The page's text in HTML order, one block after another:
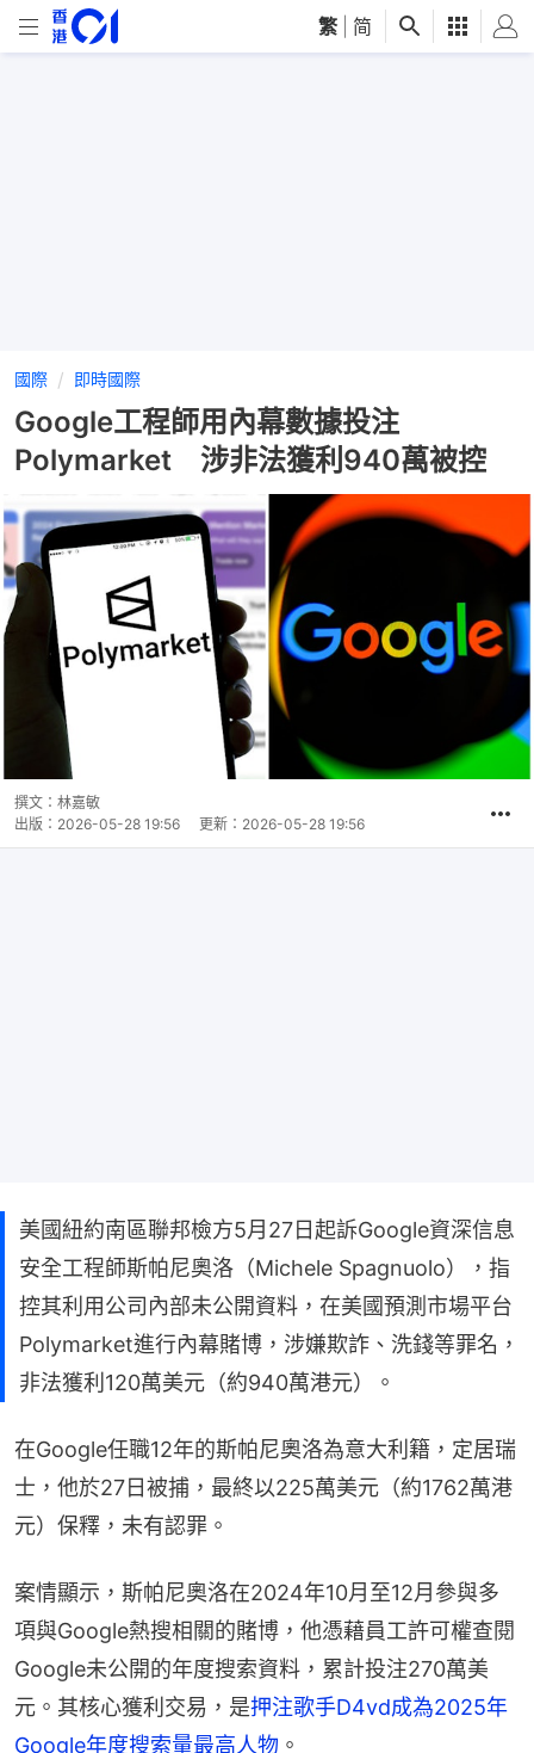
繁 简
國際 即時國際
Google工程師用內幕數據投注
Polymarket 涉非法獲利940萬被控
撰文： 林嘉敏
出版： 2026-05-28 19:56 更新： 2026-05-28 19:56
美國紐約南區聯邦檢方5月27日起訴Google資深信息
安全工程師斯帕尼奧洛（Michele Spagnuolo），指
控其利用公司內部未公開資料，在美國預測市場平台
Polymarket進行內幕賭博，涉嫌欺詐、洗錢等罪名，
非法獲利120萬美元（約940萬港元）。
在Google任職12年的斯帕尼奧洛為意大利籍，定居瑞
士，他於27日被捕，最終以225萬美元（約1762萬港
元）保釋，未有認罪。
案情顯示，斯帕尼奧洛在2024年10月至12月參與多
項與Google熱搜相關的賭博，他憑藉員工許可權查閱
Google未公開的年度搜索資料，累計投注270萬美
元。其核心獲利交易，是押注歌手D4vd成為2025年
Google年度搜索量最高人物 。